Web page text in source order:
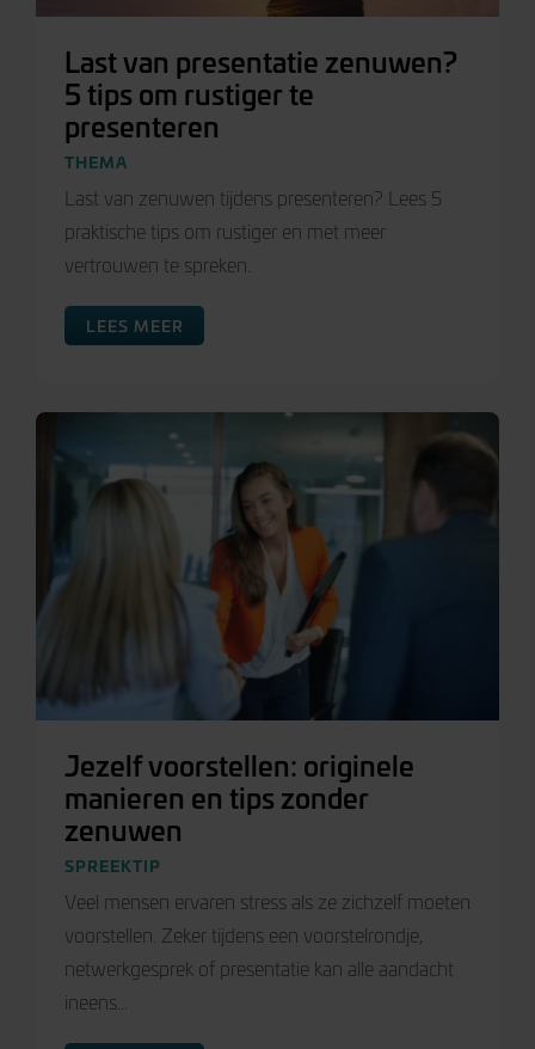
Last van presentatie zenuwen?
5 tips om rustiger te
presenteren
THEMA
Last van zenuwen tijdens presenteren? Lees 5
praktische tips om rustiger en met meer
vertrouwen te spreken.
LEES MEER
Jezelf voorstellen: originele
manieren en tips zonder
zenuwen
SPREEKTIP
Veel mensen ervaren stress als ze zichzelf moeten
voorstellen. Zeker tijdens een voorstelrondje,
netwerkgesprek of presentatie kan alle aandacht
ineens...